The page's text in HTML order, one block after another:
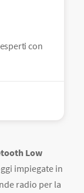
con
Low
impiegate in
radio per la